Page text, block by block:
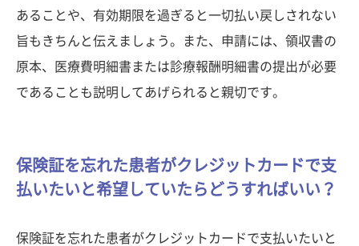
あることや、有効期限を過ぎると一切払い戻しされない
旨もきちんと伝えましょう。また、申請には、領収書の
原本、医療費明細書または診療報酬明細書の提出が必要
であることも説明してあげられると親切です。
保険証を忘れた患者がクレジットカードで支
払いたいと希望していたらどうすればいい？
保険証を忘れた患者がクレジットカードで支払いたいと